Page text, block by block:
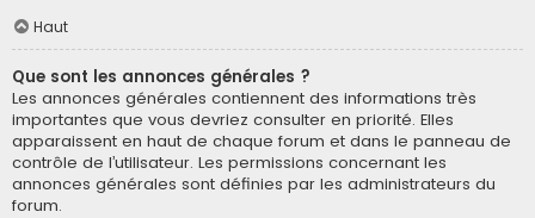
Haut
Que sont les annonces générales ?
Les annonces générales contiennent des informations très
importantes que vous devriez consulter en priorité. Elles
apparaissent en haut de chaque forum et dans le panneau de
contrôle de l’utilisateur. Les permissions concernant les
annonces générales sont définies par les administrateurs du
forum.